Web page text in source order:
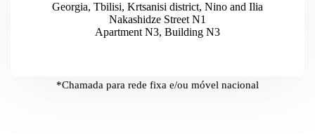
Georgia, Tbilisi, Krtsanisi district, Nino and Ilia
Nakashidze Street N1
Apartment N3, Building N3
*Chamada para rede fixa e/ou móvel nacional